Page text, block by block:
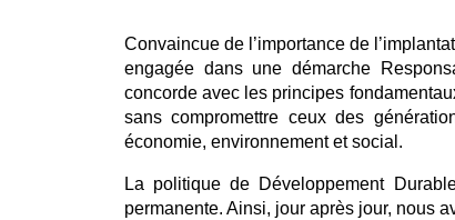
Convaincue de l’importance de
engagée dans une démarche
concorde avec les principes
sans compromettre ceux des
économie, environnement et social.
La politique de Développement
permanente. Ainsi, jour après jour, nous